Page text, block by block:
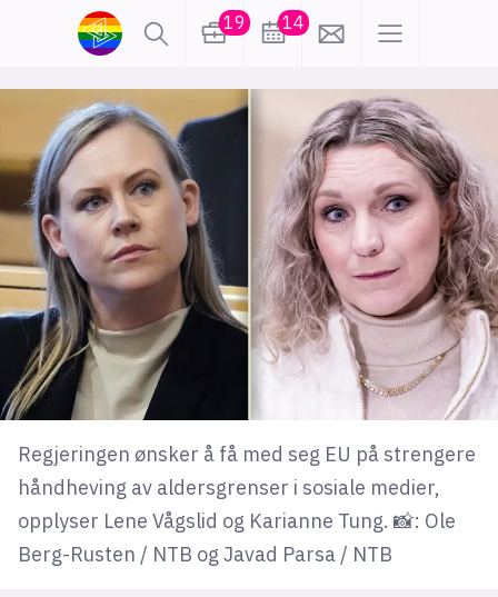
19 14
Regjeringen ønsker å få med seg EU på strengere
håndheving av aldersgrenser i sosiale medier,
opplyser Lene Vågslid og Karianne Tung. 📸: Ole
Berg-Rusten / NTB og Javad Parsa / NTB
lønn
KI
karriere
meninger
utdanning sikkerhet
kontor
frontend
backend
apputvikling
devops
IoT
design
tilgjengelighet
ukas koder
inn/ut
hobby
lys modus